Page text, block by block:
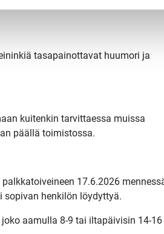
tasapainottavat huumori ja
kuitenkin tarvittaessa muissa
päällä toimistossa.
17.6.2026
henkilön löydyttyä.
aamulla 8-9 tai iltapäivisin 14-